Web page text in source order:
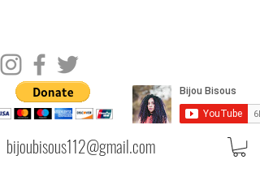
bijoubisous112@gmail.com